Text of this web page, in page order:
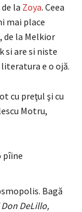
la Zoya. Ceea
mai place
de la Melkior
si are si niste
e o ojă.
cu preţul şi cu
Motru,
pîine
Bagă
Don DeLillo,